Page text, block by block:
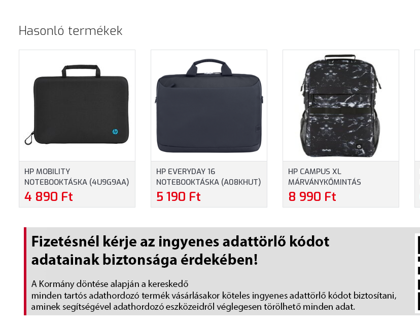
Hasonló termékek
HP MOBILITY
NOTEBOOKTÁSKA (4U9G9AA)
- MAXIMUM 14.0" MÉRETŰ
NOTEBOOKOKHOZ
4 890 Ft
HP EVERYDAY 16
NOTEBOOKTÁSKA (A08KHUT)
- MAXIMUM 16" MÉRETŰ
NOTEBOOKOKHOZ - SZÜRKE
5 190 Ft
HP CAMPUS XL
MÁRVÁNYKŐMINTÁS
HÁTIZSÁK (7K0E2AA) -
MAXIMUM 16.1" MÉRETŰ
MÁRVÁNYKŐMINTÁS SZÍNBEN
8 990 Ft